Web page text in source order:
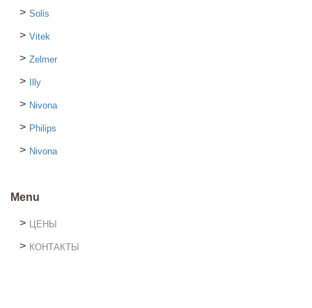
Solis
Vitek
Zelmer
Illy
Nivona
Philips
Nivona
Menu
ЦЕНЫ
КОНТАКТЫ